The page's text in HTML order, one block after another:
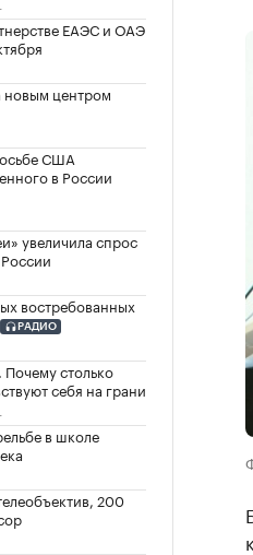
ЕАЭС и ОАЭ
новым центром
США
в России
увеличила спрос
востребованных
РАДИО
Почему столько
себя на грани
в школе
200